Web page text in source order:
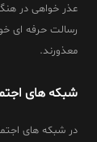
عذر خواهی در
رسالت حرفه ای
معذورند.
شبکه های
در شبکه های